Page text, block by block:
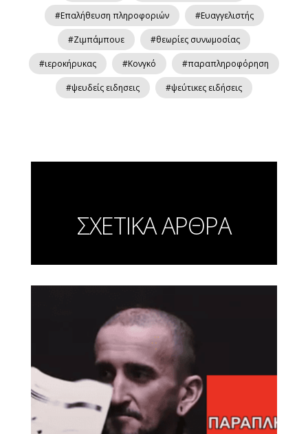
#Επαλήθευση πληροφοριών #Ευαγγελιστής
#Ζιμπάμπουε #θεωρίες συνωμοσίας
#ιεροκήρυκας #Κονγκό #παραπληροφόρηση
#ψευδείς ειδησεις #ψεύτικες ειδήσεις
ΣΧΕΤΙΚΑ ΑΡΘΡΑ